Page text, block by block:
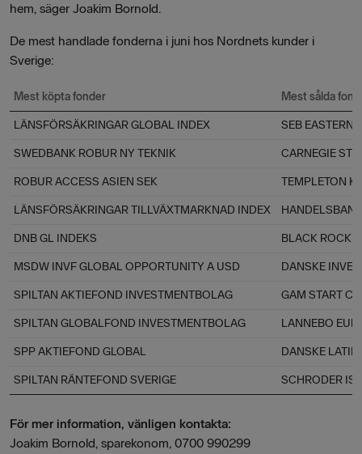
hem, säger Joakim Bornold.
De mest handlade fonderna i juni hos Nordnets kunder i
Sverige:
Mest köpta fonder Mest sålda
LÄNSFÖRSÄKRINGAR GLOBAL INDEX SEB EASTERN
SWEDBANK ROBUR NY TEKNIK CARNEGIE
ROBUR ACCESS ASIEN SEK TEMPLETON
LÄNSFÖRSÄKRINGAR TILLVÄXTMARKNAD INDEX
DNB GL INDEKS BLACK ROCK
MSDW INVF GLOBAL OPPORTUNITY A USD DANSKE
SPILTAN AKTIEFOND INVESTMENTBOLAG GAM START
SPILTAN GLOBALFOND INVESTMENTBOLAG LANNEBO
SPP AKTIEFOND GLOBAL DANSKE
SPILTAN RÄNTEFOND SVERIGE SCHRODER
För mer information, vänligen kontakta:
Joakim Bornold, sparekonom, 0700 990299